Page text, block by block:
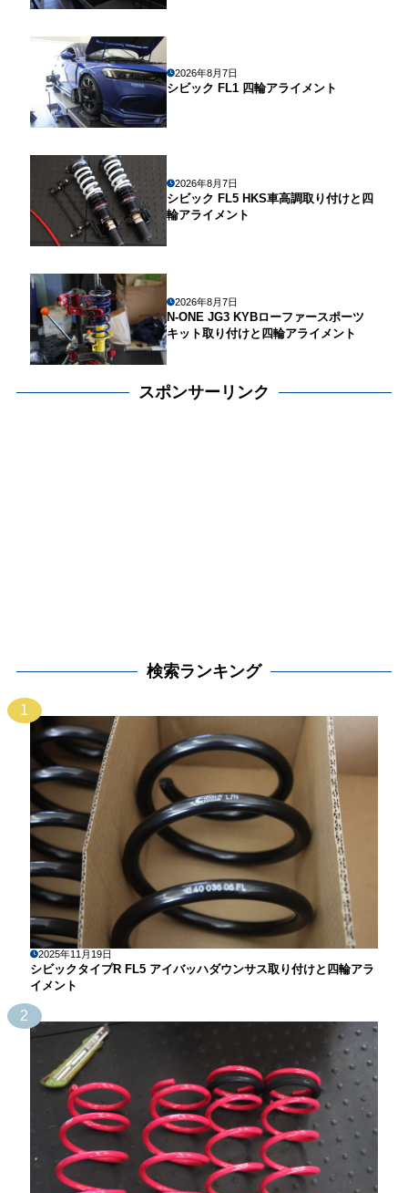
2026年8月7日
シビック FL1 四輪アライメント
2026年8月7日
シビック FL5 HKS車高調取り付けと四
輪アライメント
2026年8月7日
N-ONE JG3 KYBローファースポーツ
キット取り付けと四輪アライメント
スポンサーリンク
検索ランキング
1
2025年11月19日
シビックタイプR FL5 アイバッハダウンサス取り付けと四輪アラ
イメント
2